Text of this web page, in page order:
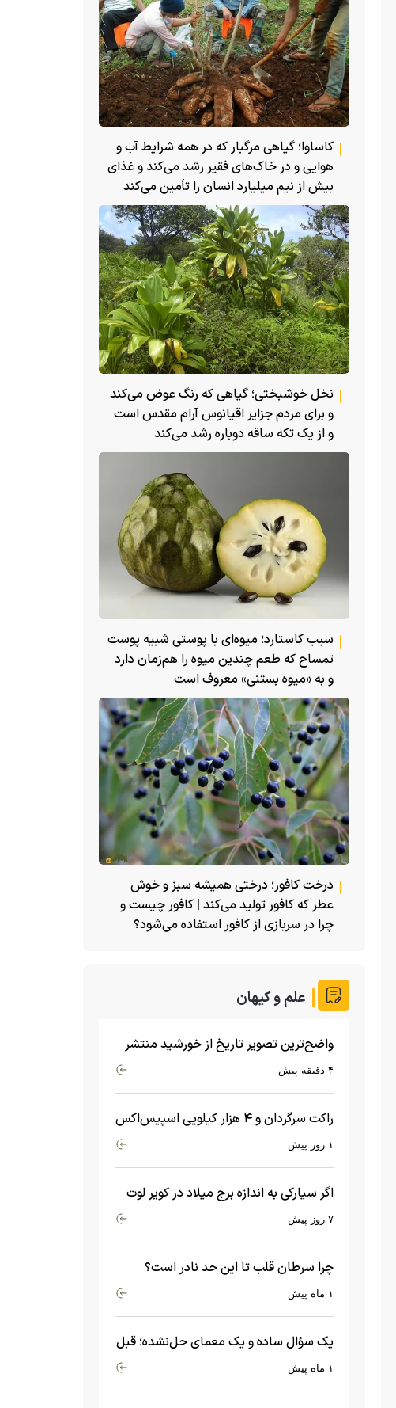
کاساوا؛ گیاهی مرگبار که در همه شرایط آب و
هوایی و در خاک‌های فقیر رشد می‌کند و غذای
بیش از نیم میلیارد انسان را تأمین می‌کند
نخل خوشبختی؛ گیاهی که رنگ عوض می‌کند
و برای مردم جزایر اقیانوس آرام مقدس است
و از یک تکه ساقه دوباره رشد می‌کند
سیب کاستارد؛ میوه‌ای با پوستی شبیه پوست
تمساح که طعم چندین میوه را هم‌زمان دارد
و به «میوه بستنی» معروف است
درخت کافور؛ درختی همیشه سبز و خوش
عطر که کافور تولید می‌کند | کافور چیست و
چرا در سربازی از کافور استفاده می‌شود؟
علم و کیهان
واضح‌ترین تصویر تاریخ از خورشید منتشر
شد
۴ دقیقه پیش
راکت سرگردان و ۴ هزار کیلویی اسپیس‌اکس
۱ روز پیش
اگر سیارکی به اندازه برج میلاد در کویر لوت
سقوط کند، چه اتفاقی می‌افتد؟
۷ روز پیش
چرا سرطان قلب تا این حد نادر است؟
ماجرای معامله عجیبی که در بدن اتفاق۱ ماه پیش
یک سؤال ساده و یک معمای حل‌نشده؛ قبل
از بیگ‌بنگ و آغاز جهان چه چیزی وجود۱ ماه پیش